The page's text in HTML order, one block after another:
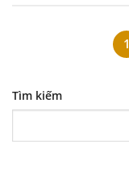
1
Tìm kiếm